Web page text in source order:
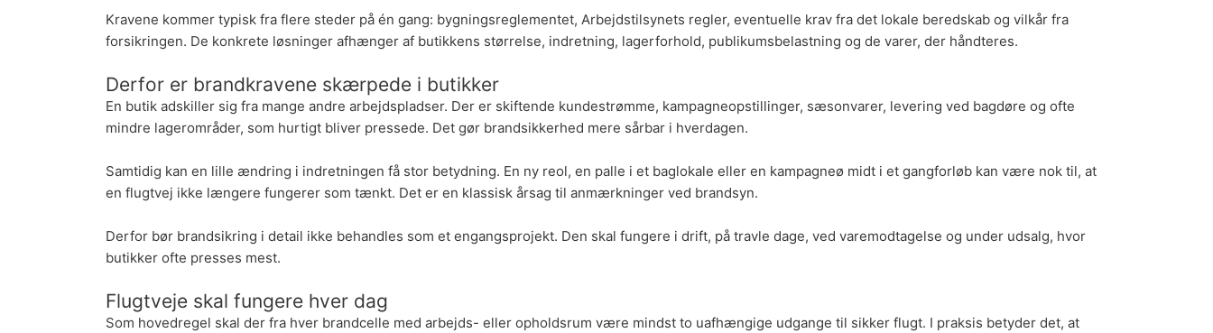
Kravene kommer typisk fra flere steder på én gang: bygningsreglementet, Arbejdstilsynets regler, eventuelle krav fra det lokale beredskab og vilkår fra
forsikringen. De konkrete løsninger afhænger af butikkens størrelse, indretning, lagerforhold, publikumsbelastning og de varer, der håndteres.
Derfor er brandkravene skærpede i butikker
En butik adskiller sig fra mange andre arbejdspladser. Der er skiftende kundestrømme, kampagneopstillinger, sæsonvarer, levering ved bagdøre og ofte
mindre lagerområder, som hurtigt bliver pressede. Det gør brandsikkerhed mere sårbar i hverdagen.
Samtidig kan en lille ændring i indretningen få stor betydning. En ny reol, en palle i et baglokale eller en kampagneø midt i et gangforløb kan være nok til, at
en flugtvej ikke længere fungerer som tænkt. Det er en klassisk årsag til anmærkninger ved brandsyn.
Derfor bør brandsikring i detail ikke behandles som et engangsprojekt. Den skal fungere i drift, på travle dage, ved varemodtagelse og under udsalg, hvor
butikker ofte presses mest.
Flugtveje skal fungere hver dag
Som hovedregel skal der fra hver brandcelle med arbejds- eller opholdsrum være mindst to uafhængige udgange til sikker flugt. I praksis betyder det, at